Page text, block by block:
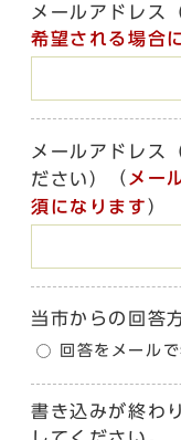
メールアドレス
希望される場合
メールアドレス
ださい）
（ メー
須になります ）
当市からの回答
回答をメール
書き込みが終わ